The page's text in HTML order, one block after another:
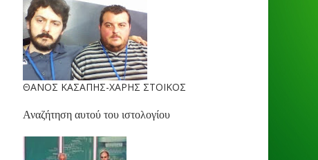
ΘΑΝΟΣ ΚΑΣΑΠΗΣ-ΧΑΡΗΣ ΣΤΟΙΚΟΣ
Αναζήτηση αυτού του ιστολογίου